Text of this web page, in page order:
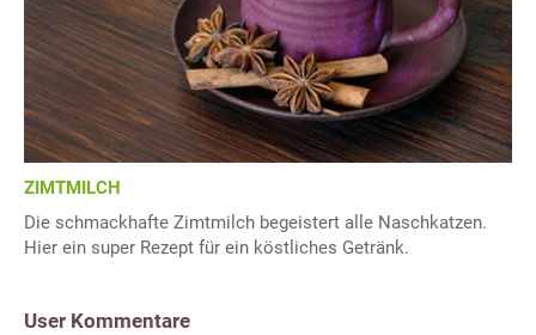
ZIMTMILCH
Die schmackhafte Zimtmilch begeistert alle Naschkatzen.
Hier ein super Rezept für ein köstliches Getränk.
User Kommentare